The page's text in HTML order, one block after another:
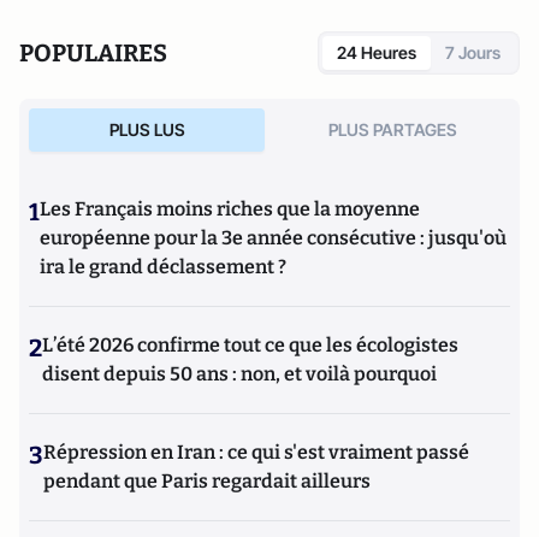
POPULAIRES 24 Heures 7 Jours
PLUS LUS PLUS PARTAGES
1Les Français moins riches que la moyenne
européenne pour la 3e année consécutive : jusqu'où
ira le grand déclassement ?
2L’été 2026 confirme tout ce que les écologistes
disent depuis 50 ans : non, et voilà pourquoi
3Répression en Iran : ce qui s'est vraiment passé
pendant que Paris regardait ailleurs